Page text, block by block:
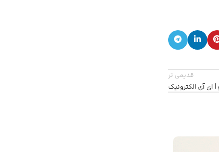
قدیمی تر
ای آی الکترونیک